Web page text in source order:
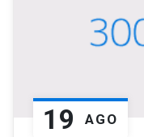
19 AGO